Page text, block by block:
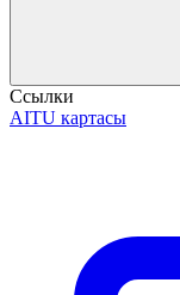
Ссылки
AITU картасы